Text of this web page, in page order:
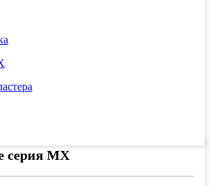
серия MX